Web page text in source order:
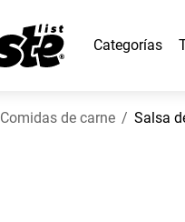
Categorías
Comidas de carne Salsa